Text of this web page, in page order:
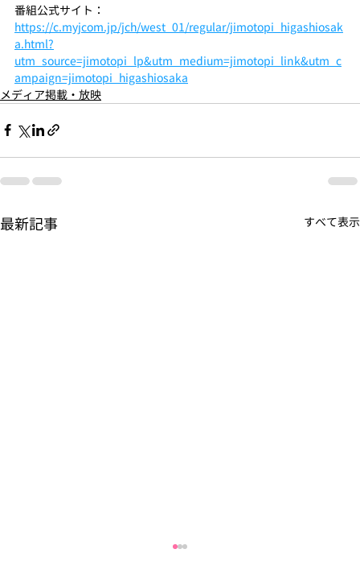
番組公式サイト：
https://c.myjcom.jp/jch/west_01/regular/jimotopi_higashiosak
a.html?
utm_source=jimotopi_lp&utm_medium=jimotopi_link&utm_c
ampaign=jimotopi_higashiosaka
メディア掲載・放映
最新記事 すべて表示